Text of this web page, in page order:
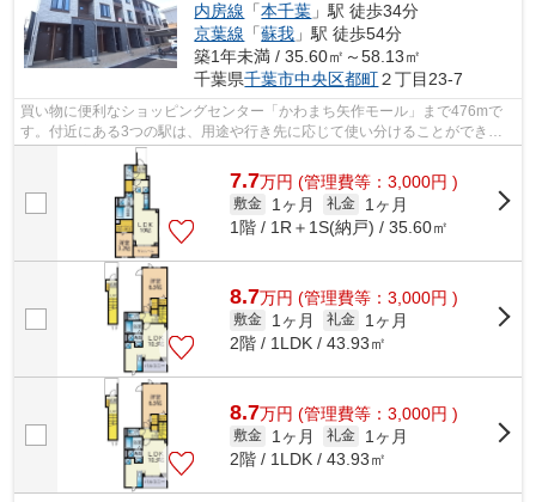
内房線 「本千葉 」駅 徒歩34分
京葉線 「蘇我 」駅 徒歩54分
築1年未満 / 35.60㎡～58.13㎡
千葉県千葉市中央区都町２丁目23-7
買い物に便利なショッピングセンター「かわまち矢作モール」まで476mで
す。付近にある3つの駅は、用途や行き先に応じて使い分けることができま
す。住環境がよく通風良好で日も入る物件...
7.7万円 (管理費等：3,000円 )
敷金 1ヶ月 礼金
1ヶ月
1階 / 1R＋1S(納戸) / 35.60㎡
8.7万円 (管理費等：3,000円 )
敷金 1ヶ月 礼金
1ヶ月
2階 / 1LDK / 43.93㎡
8.7万円 (管理費等：3,000円 )
敷金 1ヶ月 礼金
1ヶ月
2階 / 1LDK / 43.93㎡